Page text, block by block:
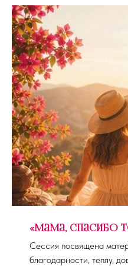
«Мама, спасибо
Сессия посвящена
благодарности, теплу,